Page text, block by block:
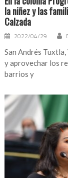
la niñez y las
Calzada
2022/04/29
San Andrés
y aprovechar los
barrios y